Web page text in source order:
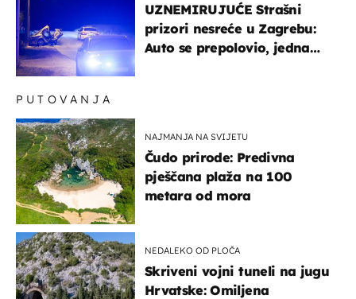
UZNEMIRUJUĆE Strašni
prizori nesreće u Zagrebu:
Auto se prepolovio, jedna
PUTOVANJA
NAJMANJA NA SVIJETU
Čudo prirode: Predivna
pješčana plaža na 100
metara od mora
NEDALEKO OD PLOČA
Skriveni vojni tuneli na jugu
Hrvatske: Omiljena